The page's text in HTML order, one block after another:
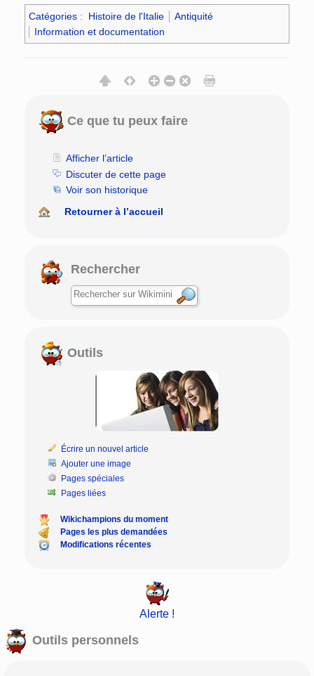
Catégories : Histoire de l'Italie
Antiquité
Information et documentation
Ce que tu peux faire
Afficher l’article
Discuter de cette page
Voir son historique
Retourner à l’accueil
Rechercher
Outils
Écrire un nouvel article
Ajouter une image
Pages spéciales
Pages liées
Wikichampions du moment
Pages les plus demandées
Modifications récentes
Alerte !
Outils personnels